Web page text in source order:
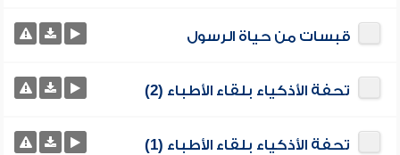
قبسات من حياة الرسول
تحفة الأذكياء بلقاء الأطباء (2)
تحفة الأذكياء بلقاء الأطباء (1)